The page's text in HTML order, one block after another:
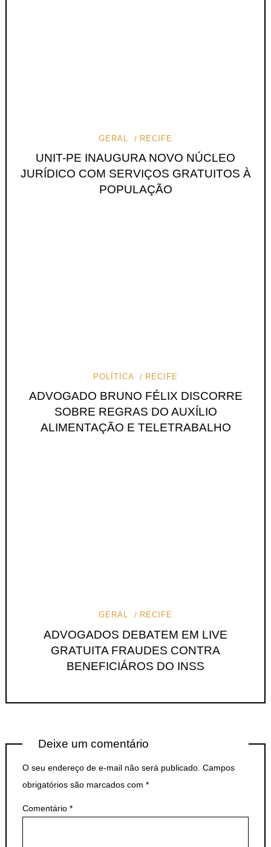
GERAL RECIFE
UNIT-PE INAUGURA NOVO NÚCLEO
JURÍDICO COM SERVIÇOS GRATUITOS À
POPULAÇÃO
POLÍTICA RECIFE
ADVOGADO BRUNO FÉLIX DISCORRE
SOBRE REGRAS DO AUXÍLIO
ALIMENTAÇÃO E TELETRABALHO
GERAL RECIFE
ADVOGADOS DEBATEM EM LIVE
GRATUITA FRAUDES CONTRA
BENEFICIÁROS DO INSS
Deixe um comentário
O seu endereço de e-mail não será publicado. Campos
obrigatórios são marcados com *
Comentário *